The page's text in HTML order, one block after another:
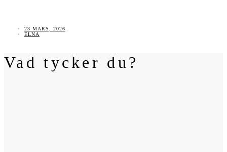
23 MARS, 2026
ELNA
Vad tycker du?